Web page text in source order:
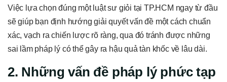
Việc lựa chọn đúng một luật sư giỏi tại TP.HCM ngay từ đầu
sẽ giúp bạn định hướng giải quyết vấn đề một cách chuẩn
xác, vạch ra chiến lược rõ ràng, qua đó tránh được những
sai lầm pháp lý có thể gây ra hậu quả tàn khốc về lâu dài.
2. Những vấn đề pháp lý phức tạp